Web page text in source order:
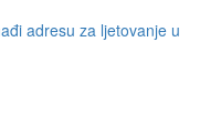
adresu za ljetovanje u